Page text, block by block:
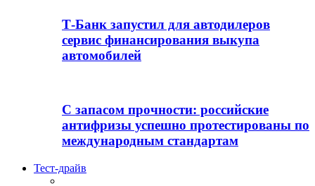
Т-Банк запустил для автодилеров
сервис финансирования выкупа
автомобилей
С запасом прочности: российские
антифризы успешно протестированы по
международным стандартам
Тест-драйв